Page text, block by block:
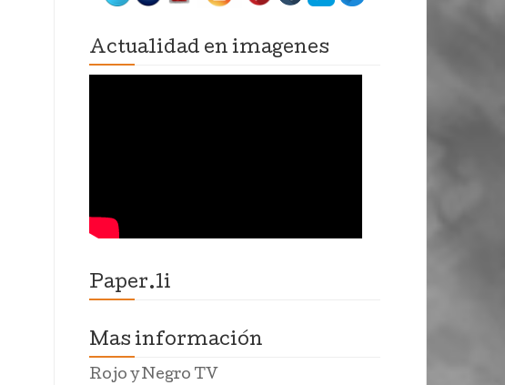
Actualidad en imagenes
Paper.li
Mas información
Rojo y Negro TV